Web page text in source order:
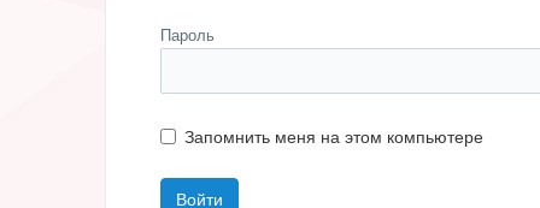
Пароль
Запомнить меня на этом компьютере